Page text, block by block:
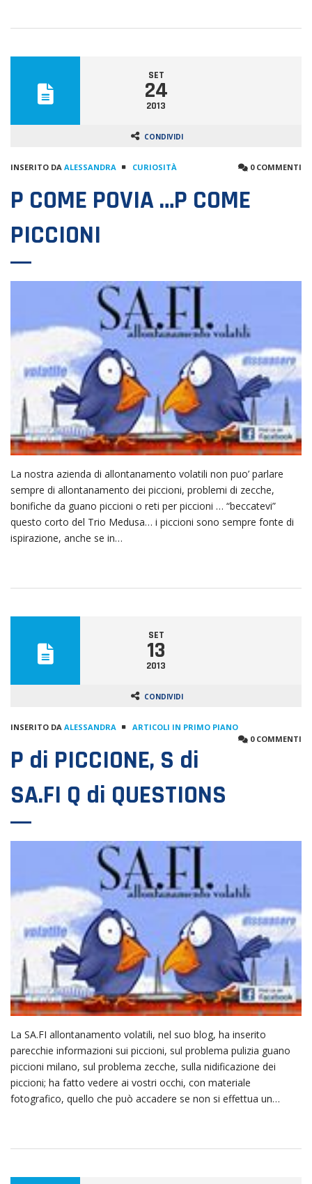
SET
24
2013
CONDIVIDI
INSERITO DA ALESSANDRA CURIOSITÀ 0 COMMENTI
P COME POVIA …P COME
PICCIONI
La nostra azienda di allontanamento volatili non puo’ parlare
sempre di allontanamento dei piccioni, problemi di zecche,
bonifiche da guano piccioni o reti per piccioni … “beccatevi”
questo corto del Trio Medusa… i piccioni sono sempre fonte di
ispirazione, anche se in…
SET
13
2013
CONDIVIDI
INSERITO DA ALESSANDRA
ARTICOLI IN PRIMO PIANO
0 COMMENTI
P di PICCIONE, S di
SA.FI Q di QUESTIONS
La SA.FI allontanamento volatili, nel suo blog, ha inserito
parecchie informazioni sui piccioni, sul problema pulizia guano
piccioni milano, sul problema zecche, sulla nidificazione dei
piccioni; ha fatto vedere ai vostri occhi, con materiale
fotografico, quello che può accadere se non si effettua un…